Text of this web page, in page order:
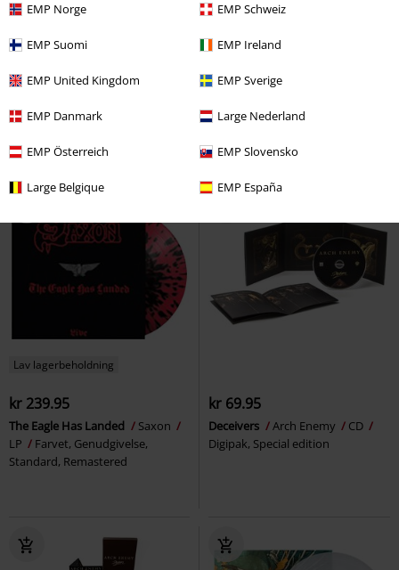
EMP Norge EMP Schweiz
EMP Suomi EMP Ireland
EMP United Kingdom EMP Sverige
EMP Danmark Large Nederland
EMP Österreich EMP Slovensko
Large Belgique EMP España
Sacrament Lamb Of God One second
Lav lagerbeholdning
kr 239.95
The Eagle Has Landed
Saxon
LP
Farvet, Genudgivelse,
Standard, Remastered
kr 69.95
Deceivers Arch Enemy
CD
Digipak, Special edition